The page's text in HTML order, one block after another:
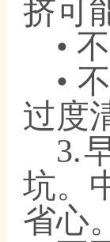
挤可
•
•
过度
3.
坑。
省心。